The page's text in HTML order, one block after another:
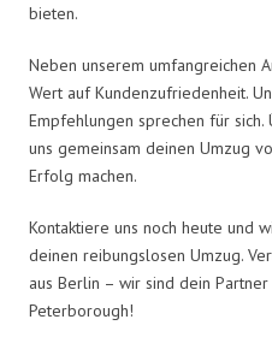
bieten.
Neben unserem umfangreichen
Wert auf Kundenzufriedenheit.
Empfehlungen sprechen für
uns gemeinsam deinen Umzug
Erfolg machen.
Kontaktiere uns noch heute und
deinen reibungslosen Umzug.
aus Berlin – wir sind dein
Peterborough!